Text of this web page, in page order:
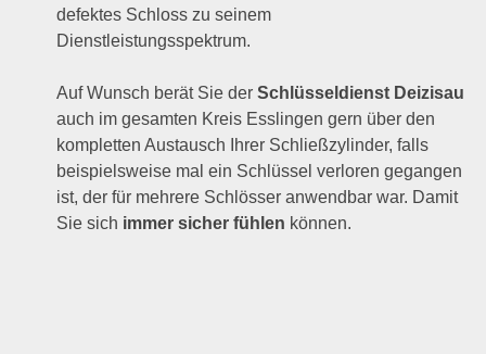
defektes Schloss zu seinem
Dienstleistungsspektrum.
Auf Wunsch berät Sie derSchlüsseldienst Deizisau
auch im gesamten Kreis Esslingen gern über den
kompletten Austausch Ihrer Schließzylinder, falls
beispielsweise mal ein Schlüssel verloren gegangen
ist, der für mehrere Schlösser anwendbar war. Damit
Sie sich immer sicher fühlen können.